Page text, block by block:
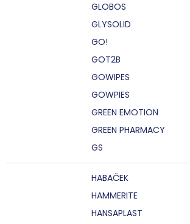
GLOBOS
GLYSOLID
GO!
GOT2B
GOWIPES
GOWPIES
GREEN EMOTION
GREEN PHARMACY
GS
HABAČEK
HAMMERITE
HANSAPLAST